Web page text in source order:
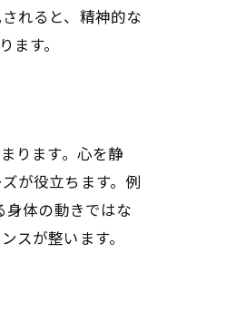
れると、精神的な
す。
ります。心を静
が役立ちます。例
体の動きではな
スが整います。